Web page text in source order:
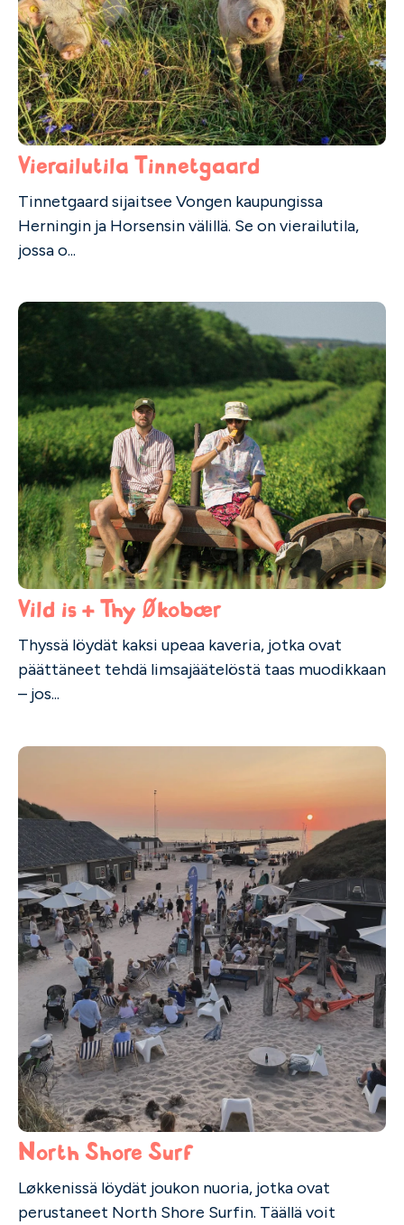
Vierailutila Tinnetgaard
Tinnetgaard sijaitsee Vongen kaupungissa
Herningin ja Horsensin välillä. Se on vierailutila,
jossa o...
Vild is + Thy Økobær
Thyssä löydät kaksi upeaa kaveria, jotka ovat
päättäneet tehdä limsajäätelöstä taas muodikkaan
– jos...
North Shore Surf
Løkkenissä löydät joukon nuoria, jotka ovat
perustaneet North Shore Surfin. Täällä voit